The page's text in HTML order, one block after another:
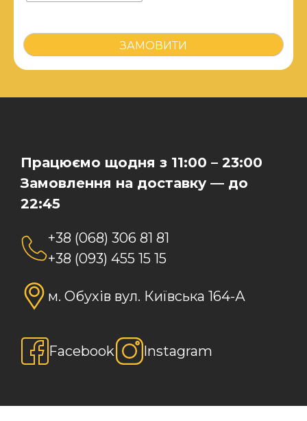
ШАШЛИК
кількість
ЗАМОВИТИ
Працюємо щодня з 11:00 – 23:00
Замовлення на доставку — до
22:45
+38 (068) 306 81 81
+38 (093) 455 15 15
м. Обухів вул. Київська 164-А
Facebook Instagram